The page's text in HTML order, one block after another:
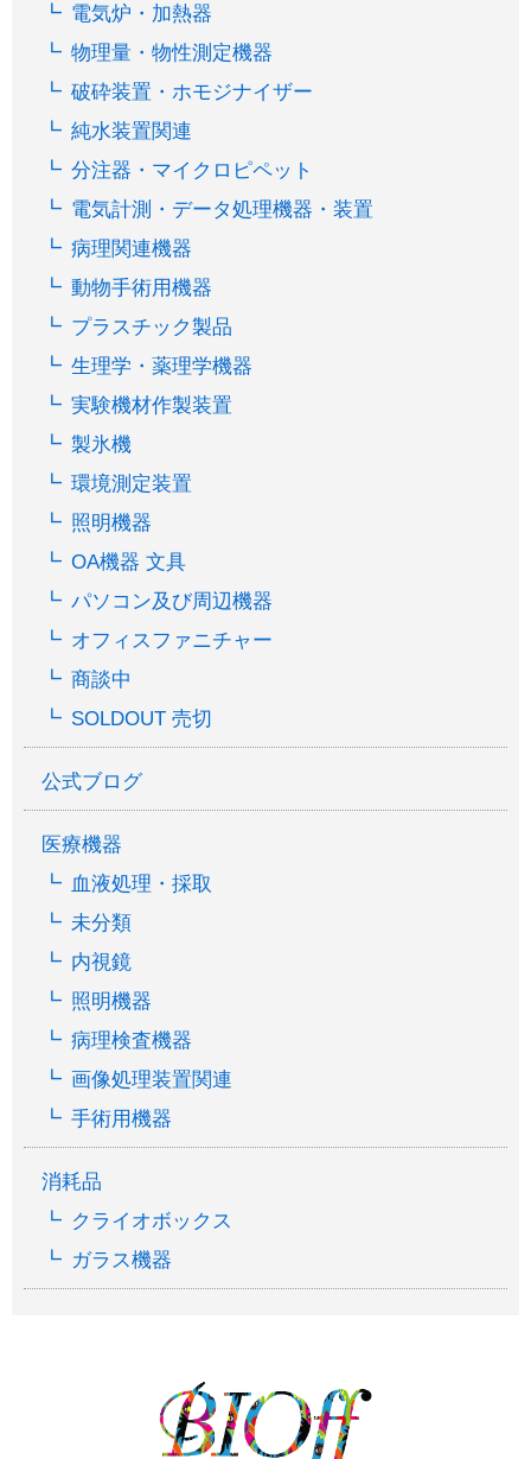
電気炉・加熱器
物理量・物性測定機器
破砕装置・ホモジナイザー
純水装置関連
分注器・マイクロピペット
電気計測・データ処理機器・装置
病理関連機器
動物手術用機器
プラスチック製品
生理学・薬理学機器
実験機材作製装置
製氷機
環境測定装置
照明機器
OA機器 文具
パソコン及び周辺機器
オフィスファニチャー
商談中
SOLDOUT 売切
公式ブログ
医療機器
血液処理・採取
未分類
内視鏡
照明機器
病理検査機器
画像処理装置関連
手術用機器
消耗品
クライオボックス
ガラス機器